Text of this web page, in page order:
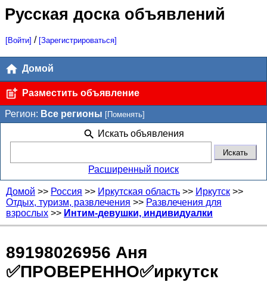
Русская доска объявлений
[Войти] / [Зарегистрироваться]
Домой
Разместить объявление
Регион: Все регионы [Поменять]
Искать объявления
Расширенный поиск
Домой >> Россия >> Иркутская область >> Иркутск >>
Отдых, туризм, развлечения >> Развлечения для
взрослых >> Интим-девушки, индивидуалки
89198026956 Аня
✅️ПРОВЕРЕННО✅️иркутск